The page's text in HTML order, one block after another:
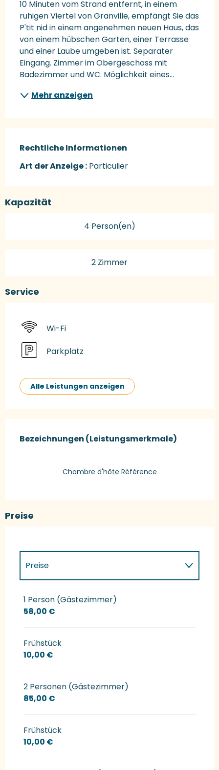
10 Minuten vom Strand entfernt, in einem
ruhigen Viertel von Granville, empfängt Sie das
P'tit nid in einem angenehmen neuen Haus, das
von einem hübschen Garten, einer Terrasse
und einer Laube umgeben ist. Separater
Eingang. Zimmer im Obergeschoss mit
Badezimmer und WC. Möglichkeit eines...
Mehr anzeigen
Rechtliche Informationen
Rechtliche Informationen
Art der Anzeige : Particulier
Kapazität
4 Person(en)
2 Zimmer
Service
Wi-Fi
Parkplatz
Alle Leistungen anzeigen
Bezeichnungen (Leistungsmerkmale)
Bezeichnungen (Leistungsmerkmale)
Chambre d'hôte Référence
Preise
Preise
Preise 2027
1 Person (Gästezimmer)
58,00 €
Frühstück
10,00 €
2 Personen (Gästezimmer)
85,00 €
Frühstück
10,00 €